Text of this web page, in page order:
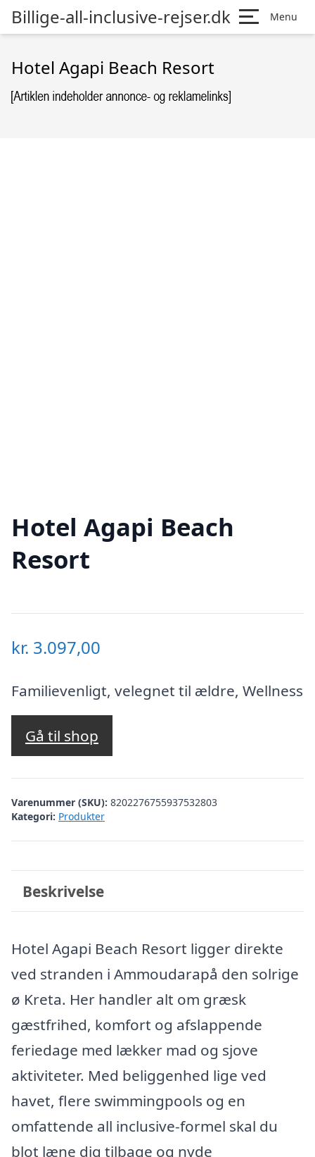
Billige-all-inclusive-rejser.dk Menu
Hotel Agapi Beach Resort
Hotel Agapi Beach
Resort
kr. 3.097,00
Familievenligt, velegnet til ældre, Wellness
Gå til shop
Varenummer (SKU): 8202276755937532803
Kategori: Produkter
Beskrivelse
Hotel Agapi Beach Resort ligger direkte
ved stranden i Ammoudarapå den solrige
ø Kreta. Her handler alt om græsk
gæstfrihed, komfort og afslappende
feriedage med lækker mad og sjove
aktiviteter. Med beliggenhed lige ved
havet, flere swimmingpools og en
omfattende all inclusive-formel skal du
blot læne dig tilbage og nyde